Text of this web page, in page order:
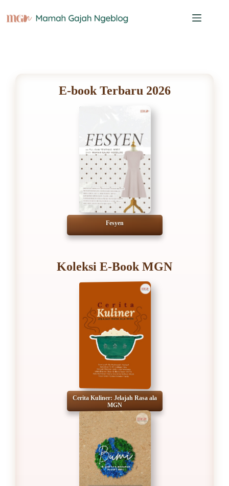
content
E-book Terbaru 2026
Fesyen
Koleksi E-Book MGN
Cerita Kuliner: Jelajah Rasa ala
MGN